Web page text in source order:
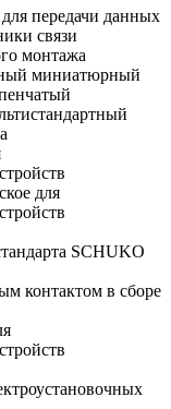
передачи данных
связи
монтажа
миниатюрный
для
SCHUKO
контактом в сборе